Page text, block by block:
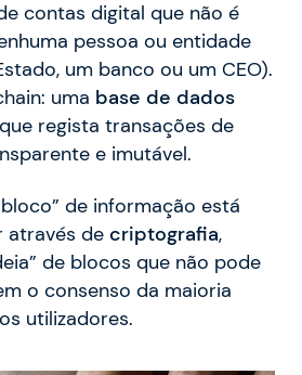
contas digital que não é
pessoa ou entidade
um banco ou um CEO).
uma base de dados
que regista transações de
e imutável.
de informação está
através de criptografia,
de blocos que não pode
o consenso da maioria
utilizadores.